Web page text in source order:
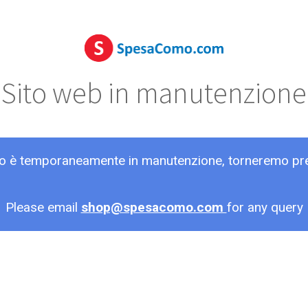
Sito web in manutenzione
è temporaneamente in manutenzione, torneremo
Please email shop@spesacomo.com for any query